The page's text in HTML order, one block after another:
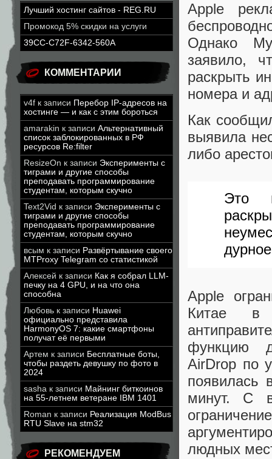
Лучший хостинг сайтов - REG.RU
Промокод 5% скидки на услуги
39CC-C72F-6342-560A
КОММЕНТАРИИ
v4f к записи Перебор IP-адресов на
хостинге — и как с этим бороться
amarakin к записи Альтернативный
список заблокированных в РФ
ресурсов Re:filter
ResizeOn к записи Эксперименты с
тиграми и другие способы
преподавать программирование
студентам, которым скучно
Text2Vid к записи Эксперименты с
тиграми и другие способы
преподавать программирование
студентам, которым скучно
всым к записи Развёртывание своего
MTProxy Telegram со статистикой
Алексей к записи Как я собрал LLM-
печку на 4 GPU, и на что она
способна
Любовь к записи Huawei
официально представила
HarmonyOS 7: какие смартфоны
получат её первыми
Артем к записи Бесплатные боты,
чтобы раздеть девушку по фото в
2024
sasha к записи Майнинг биткоинов
на 55-летнем ветеране IBM 1401
Roman к записи Реализация ModBus
RTU Slave на stm32
РЕКОМЕНДУЕМ
Apple
Однако
заявило,
раскрыть
номера и
Как
выявила
либо
Это
Apple
Китае в
функцию
AirDrop по
появилась
минут. С
людных